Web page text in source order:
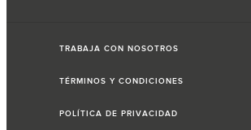
TRABAJA CON NOSOTROS
TÉRMINOS Y CONDICIONES
POLÍTICA DE PRIVACIDAD